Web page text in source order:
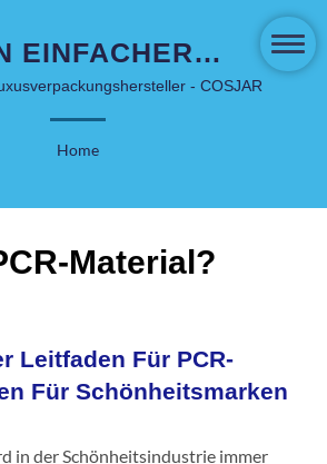
EINFACHER
FÜR PCR-
FÜR
UND
- COSJAR
Home
Material?
Leitfaden Für PCR-
Für Schönheitsmarken
in der Schönheitsindustrie immer